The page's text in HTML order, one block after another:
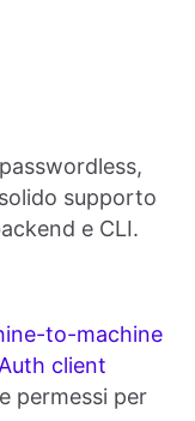
supporto
e CLI.
to-machine
client
e permessi per